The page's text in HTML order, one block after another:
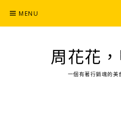
content
MENU
周花花
一個有著行銷魂的美